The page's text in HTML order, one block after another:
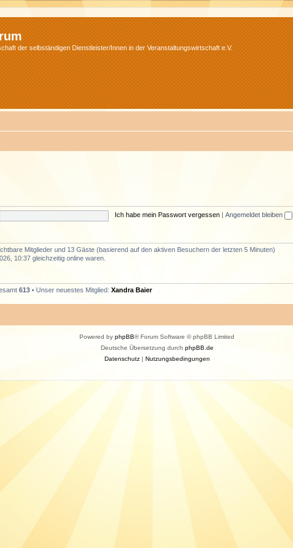
der selbständigen Dienstleister/Innen in der Veranstaltungswirtschaft e.V.
Ich habe mein Passwort vergessen Angemeldet bleiben
Mitglieder und 13 Gäste (basierend auf den aktiven Besuchern der letzten 5 Minuten)
10:37 gleichzeitig online waren.
613 • Unser neuestes Mitglied: Xandra Baier
Powered by phpBB® Forum Software © phpBB Limited
Deutsche Übersetzung durch phpBB.de
Datenschutz| Nutzungsbedingungen